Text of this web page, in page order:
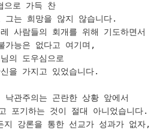
으로 가득 찬
그는 희망을 않지 않습니다.
사람들의 회개를 위해 기도하면서
가능은 없다고 여기며,
의 도우심으로
을 가지고 있었습니다.
낙관주의는 곤란한 상황 앞에서
포기하는 것이 절대 아니었습니다.
지 강론을 통한 선교가 성과가 없자,